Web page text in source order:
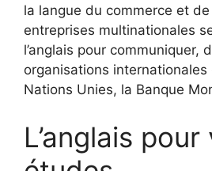
la langue du commerce et
entreprises multinationales
l’anglais pour communiquer,
organisations internationales
Nations Unies, la Banque
L’anglais pour